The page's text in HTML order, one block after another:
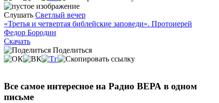
Слушать Светлый вечер
«Третья и четвертая библейские заповеди». Протоиерей
Федор Бородин
Скачать
Поделиться
Все самое интересное на Радио ВЕРА в одном
письме